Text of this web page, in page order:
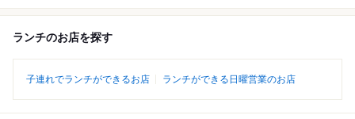
ランチのお店を探す
子連れでランチができるお店 ランチができる日曜営業のお店